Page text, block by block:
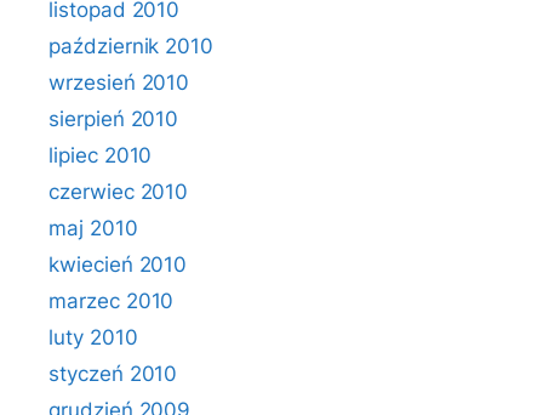
listopad 2010
październik 2010
wrzesień 2010
sierpień 2010
lipiec 2010
czerwiec 2010
maj 2010
kwiecień 2010
marzec 2010
luty 2010
styczeń 2010
grudzień 2009